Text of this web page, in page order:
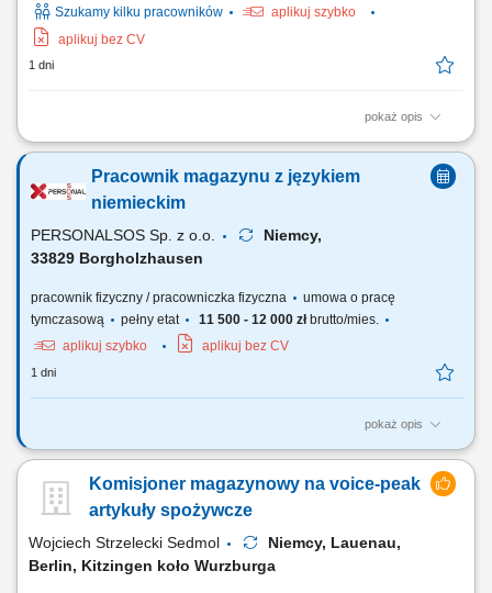
Szukamy kilku pracowników
aplikuj szybko
aplikuj bez CV
1 dni
pokaż opis
Zadania: Przepakowywanie towarów zgodnie z obowiązującymi
zamówień magazynowych; Kontrola jakości pakowanych produktów;
Utrzymywanie porządku i czystości na stanowisku pracy; Wykonywanie
Pracownik magazynu z językiem
niemieckim
PERSONALSOS Sp. z o.o.
Niemcy,
33829 Borgholzhausen
pracownik fizyczny / pracowniczka fizyczna
umowa o pracę
tymczasową
pełny etat 11 500 - 12 000 złbrutto/mies.
aplikuj szybko
aplikuj bez CV
1 dni
pokaż opis
Zadania: prace magazynowe (komisjonowanie, pakowanie,
załadunek i rozładunek samochodów ciężarowych; sporządzanie i
kontrola dokumentów wysyłkowych; montaż elementów wózków
Komisjoner magazynowy na voice-peak
artykuły spożywcze
Wojciech Strzelecki Sedmol
Niemcy, Lauenau,
Berlin, Kitzingen koło Wurzburga